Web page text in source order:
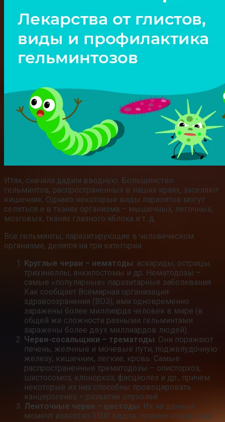
Итак, сначала дадим вводную. Большинство
гельминтов, распространенных в наших краях, заселяют
кишечник. Однако некоторые виды паразитов могут
селиться и в тканях организма – мышечных, легочных,
мозговых, тканях глазного яблока и т. д.
Все гельминты, паразитирующие в человеческом
организме, делятся на три категории:
Круглые черви – нематоды: аскариды, острицы,
трихинеллы, анкилостомы и др. Нематодозы –
самые «популярные» паразитарные заболевания.
Как сообщает Всемирная организация
здравоохранения (ВОЗ), ими одновременно
заражены более миллиарда человек в мире (в
общей же сложности разными гельминтами
заражены более двух миллиардов людей).
Черви-сосальщики – трематоды. Они поражают
печень, желчные и мочевые пути, поджелудочную
железу, кишечник, легкие, кровь. Самые
распространенные трематодозы – описторхоз,
шистосомоз, клонорхоз, фасциолез и др., причем
некоторые из них способны провоцировать
канцерогенез – развитие опухолей.
Ленточные черви – цестоды. Их на данный
момент известно 3500 видов, причем каждый из